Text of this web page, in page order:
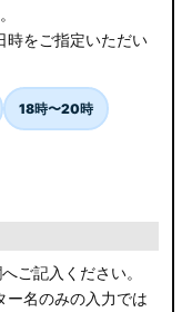
時をご指定いただい
18時〜20時
ご記入ください。
ー名のみの入力では